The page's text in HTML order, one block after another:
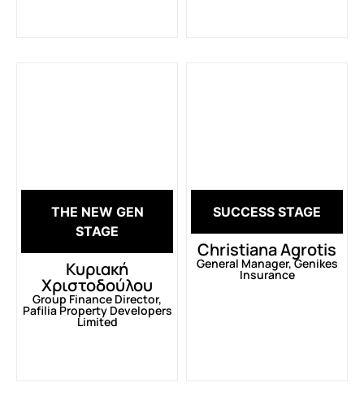
THE NEW GEN
STAGE
Κυριακή
Χριστοδούλου
Group Finance Director,
Pafilia Property Developers
Limited
SUCCESS STAGE
Christiana Agrotis
General Manager, Genikes
Insurance